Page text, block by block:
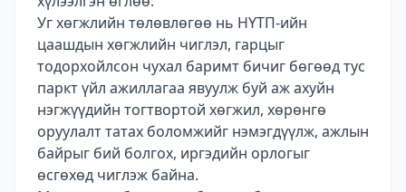
Уг хөгжлийн төлөвлөгөө нь НҮТП-ийн
цаашдын хөгжлийн чиглэл, гарцыг
тодорхойлсон чухал баримт бичиг бөгөөд тус
паркт үйл ажиллагаа явуулж буй аж ахуйн
нэгжүүдийн тогтвортой хөгжил, хөрөнгө
оруулалт татах боломжийг нэмэгдүүлж, ажлын
байрыг бий болгох, иргэдийн орлогыг
өсгөхөд чиглэж байна.